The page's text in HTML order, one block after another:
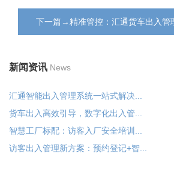
下一篇→精准管控：汇通货车出入管
新闻资讯 News
汇通智能出入管理系统一站式解决...
货车出入高效引导，数字化出入管...
智慧工厂标配：访客入厂安全培训...
访客出入管理新方案：预约登记+智...